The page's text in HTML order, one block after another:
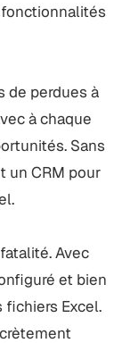
fonctionnalités
de perdues à
à chaque
Sans
un CRM pour
Avec
et bien
Excel.